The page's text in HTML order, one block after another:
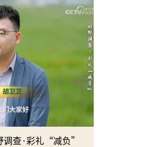
调查·彩礼“减负”